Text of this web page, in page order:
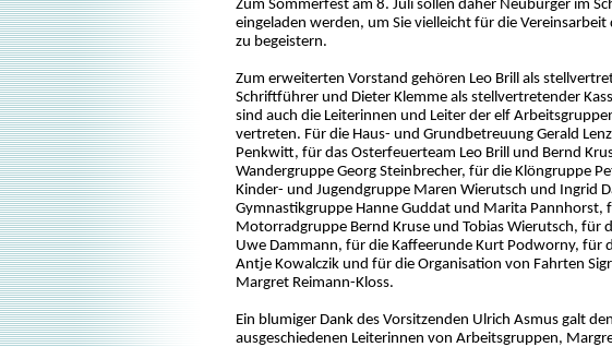
Zum Sommerfest am 8. Juli sollen daher Neubürger im
eingeladen werden, um Sie vielleicht für die
zu begeistern.
Zum erweiterten Vorstand gehören Leo Brill als
Schriftführer und Dieter Klemme als stellvertretender
sind auch die Leiterinnen und Leiter der elf
vertreten. Für die Haus- und Grundbetreuung Gerald
Penkwitt, für das Osterfeuerteam Leo Brill und Bernd
Wandergruppe Georg Steinbrecher, für die Klöngruppe
Kinder- und Jugendgruppe Maren Wierutsch und Ingrid
Gymnastikgruppe Hanne Guddat und Marita Pannhorst,
Motorradgruppe Bernd Kruse und Tobias Wierutsch, für
Uwe Dammann, für die Kaffeerunde Kurt Podworny, für
Antje Kowalczik und für die Organisation von Fahrten
Margret Reimann-Kloss.
Ein blumiger Dank des Vorsitzenden Ulrich Asmus galt
ausgeschiedenen Leiterinnen von Arbeitsgruppen,